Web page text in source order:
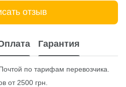
отзыв
Гарантия
по тарифам перевозчика.
от 2500 грн.